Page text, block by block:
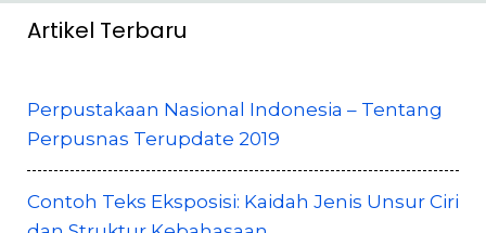
Artikel Terbaru
Perpustakaan Nasional Indonesia – Tentang
Perpusnas Terupdate 2019
Contoh Teks Eksposisi: Kaidah Jenis Unsur Ciri